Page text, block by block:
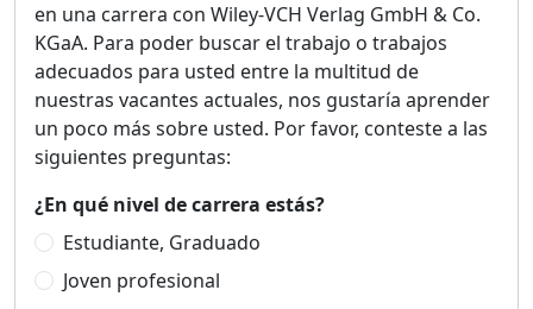
en una carrera con Wiley-VCH Verlag GmbH & Co.
KGaA. Para poder buscar el trabajo o trabajos
adecuados para usted entre la multitud de
nuestras vacantes actuales, nos gustaría aprender
un poco más sobre usted. Por favor, conteste a las
siguientes preguntas:
¿En qué nivel de carrera estás?
Estudiante, Graduado
Joven profesional